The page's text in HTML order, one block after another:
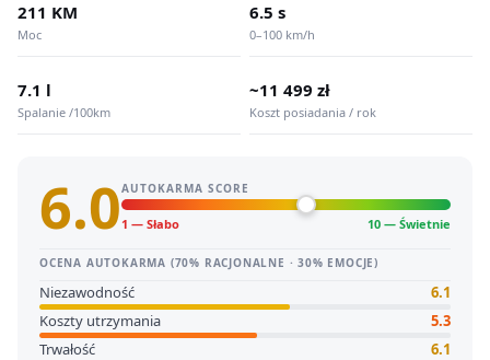
211 KM
Moc
6.5 s
0–100 km/h
7.1 l
Spalanie /100km
~11 499 zł
Koszt posiadania / rok
6.0AUTOKARMA SCORE
1 — Słabo 10 — Świetnie
OCENA AUTOKARMA (70% RACJONALNE · 30% EMOCJE)
Niezawodność
6.1
Koszty utrzymania
5.3
Trwałość
6.1